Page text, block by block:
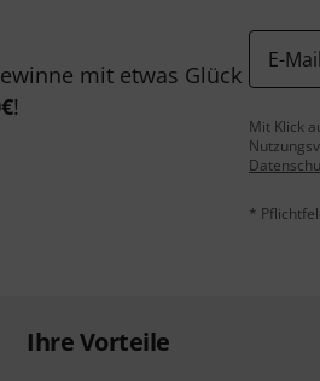
mit etwas Glück
!
E-
Mit Klick
*
Ihre Vorteile